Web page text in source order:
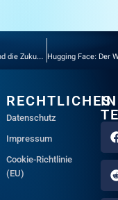
Künstliche Intelligenz und die Zukunft der Demokratie
RECHTLICHES
Datenschutz
Impressum
Cookie-Richtlinie
(EU)